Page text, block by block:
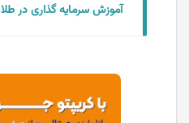
آموزش سرمایه گذاری در طلا